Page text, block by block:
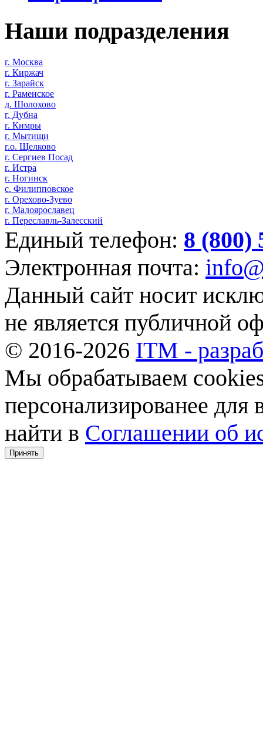
Наши подразделения
г. Москва
г. Киржач
г. Зарайск
г. Раменское
д. Шолохово
г. Дубна
г. Кимры
г. Мытищи
г.о. Щелково
г. Сергиев Посад
г. Истра
г. Ногинск
с. Филипповское
г. Орехово-Зуево
г. Малоярославец
г. Переславль-Залесский
Единый телефон: 8 (800)
Электронная почта:
Данный сайт носит
не является публичной
© 2016-2026 ITM -
Мы обрабатываем
персонализированее
найти в Соглашении об
Принять